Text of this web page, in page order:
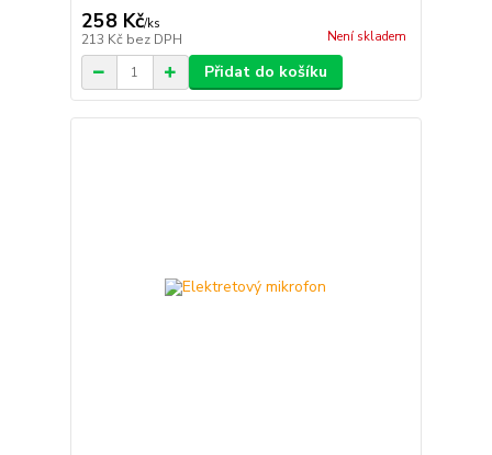
258 Kč/ks
213 Kč bez DPH Není skladem
Přidat do košíku